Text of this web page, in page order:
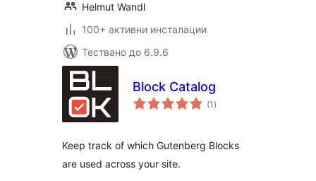
Helmut Wandl
100+ активни инсталации
Тествано до 6.9.6
Block Catalog
(1 общо
оценки
)
Keep track of which Gutenberg Blocks
are used across your site.